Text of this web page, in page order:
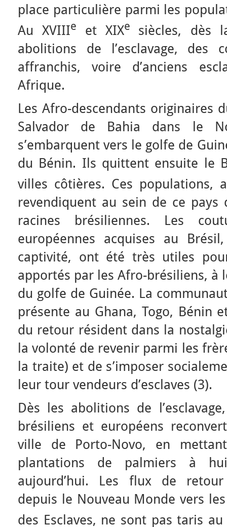
place particulière parmi les
Au XVIIIe et XIXe siècles, dès
abolitions de l’esclavage, des
affranchis, voire d’anciens
Afrique.
Les Afro-descendants originaires
Salvador de Bahia dans le
s’embarquent vers le golfe de
du Bénin. Ils quittent ensuite le
villes côtières. Ces populations,
revendiquent au sein de ce pays
racines brésiliennes. Les
européennes acquises au
captivité, ont été très utiles
apportés par les Afro-brésiliens, à
du golfe de Guinée. La
présente au Ghana, Togo, Bénin
du retour résident dans la
la volonté de revenir parmi les
la traite) et de s’imposer
leur tour vendeurs d’esclaves (3).
Dès les abolitions de
brésiliens et européens
ville de Porto-Novo, en
plantations de palmiers à
aujourd’hui. Les flux de retour
depuis le Nouveau Monde vers
des Esclaves, ne sont pas taris